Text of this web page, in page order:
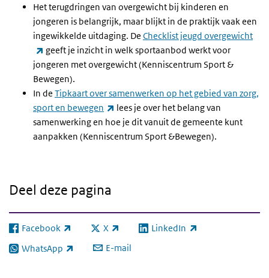
Het terugdringen van overgewicht bij kinderen en
jongeren is belangrijk, maar blijkt in de praktijk vaak een
ingewikkelde uitdaging. De Checklist jeugd overgewicht
(externe link)
geeft je inzicht in welk sportaanbod werkt voor
jongeren met overgewicht (Kenniscentrum Sport &
Bewegen).
In de Tipkaart over samenwerken op het gebied van zorg,
sport en bewegen
(externe link)
lees je over het belang van
samenwerking en hoe je dit vanuit de gemeente kunt
aanpakken (Kenniscentrum Sport &Bewegen).
Deel deze pagina
Facebook
(externe link) X
(externe link) LinkedIn
(externe link)
WhatsApp
(externe link) E-mail